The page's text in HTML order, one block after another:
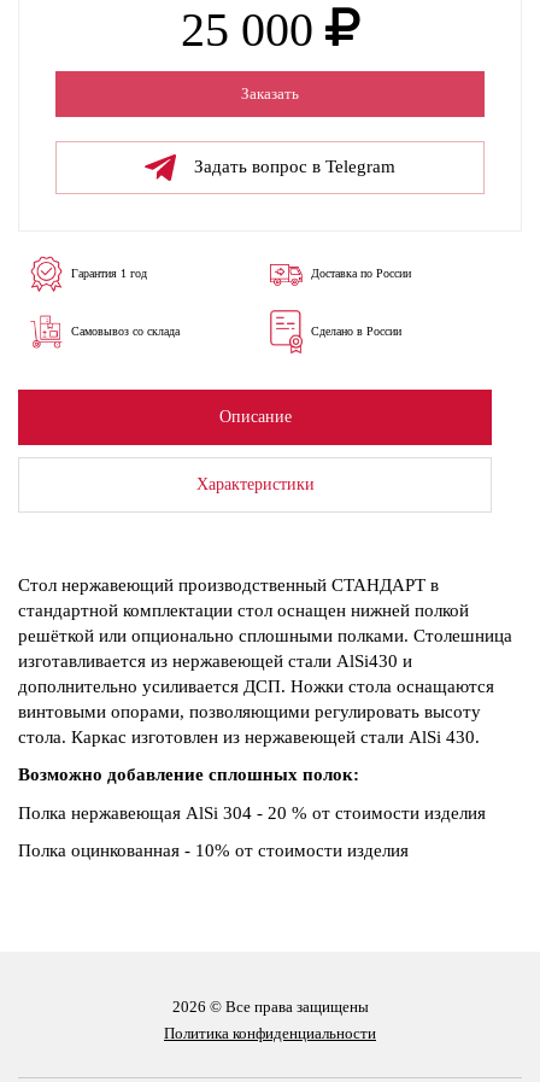
25 000
Заказать
Задать вопрос в Telegram
Гарантия 1 год Доставка по России
Самовывоз со склада Сделано в России
Описание
Характеристики
Стол нержавеющий производственный СТАНДАРТ в
стандартной комплектации стол оснащен нижней полкой
решёткой или опционально сплошными полками. Столешница
изготавливается из нержавеющей стали AlSi430 и
дополнительно усиливается ДСП. Ножки стола оснащаются
винтовыми опорами, позволяющими регулировать высоту
стола. Каркас изготовлен из нержавеющей стали AlSi 430.
Возможно добавление сплошных полок:
Полка нержавеющая AlSi 304 - 20 % от стоимости изделия
Полка оцинкованная - 10% от стоимости изделия
2026 © Все права защищены
Политика конфиденциальности